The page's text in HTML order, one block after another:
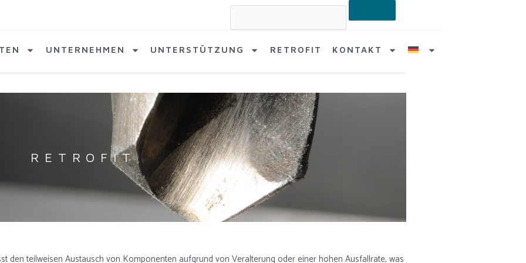
Suche
UNTERNEHMEN UNTERSTÜTZUNG RETROFIT KONTAKT
RETROFIT
den teilweisen Austausch von Komponenten aufgrund von Veralterung oder einer hohen Ausfallrate, was